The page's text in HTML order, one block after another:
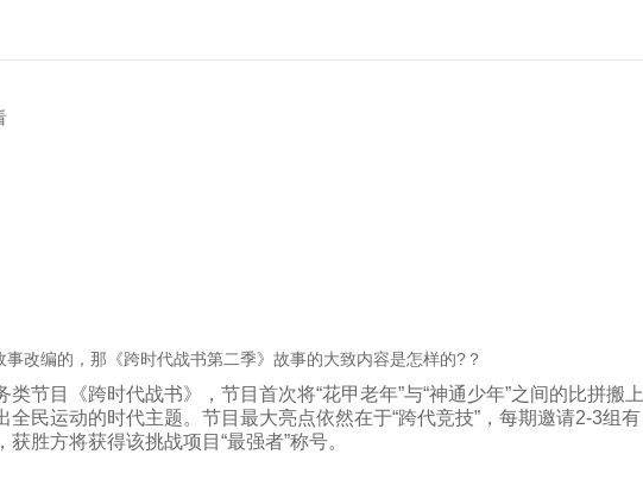
事改编的，那《跨时代战书第二季》故事的大致内容是怎样的?？
目《跨时代战书》，节目首次将“花甲老年”与“神通少年”之间的比拼搬上
全民运动的时代主题。节目最大亮点依然在于“跨代竞技”，每期邀请2-3组有
胜方将获得该挑战项目“最强者”称号。